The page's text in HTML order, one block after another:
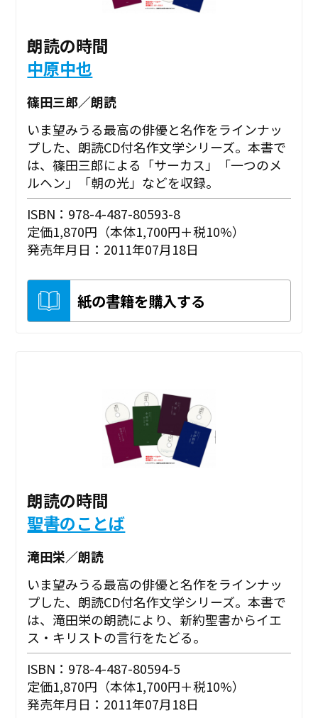
朗読の時間
中原中也
篠田三郎／朗読
いま望みうる最高の俳優と名作をラインナッ
プした、朗読CD付名作文学シリーズ。本書で
は、篠田三郎による「サーカス」「一つのメ
ルヘン」「朝の光」などを収録。
ISBN：978-4-487-80593-8
定価1,870円（本体1,700円＋税10%）
発売年月日：2011年07月18日
紙の書籍を購入する
朗読の時間
聖書のことば
滝田栄／朗読
いま望みうる最高の俳優と名作をラインナッ
プした、朗読CD付名作文学シリーズ。本書で
は、滝田栄の朗読により、新約聖書からイエ
ス・キリストの言行をたどる。
ISBN：978-4-487-80594-5
定価1,870円（本体1,700円＋税10%）
発売年月日：2011年07月18日